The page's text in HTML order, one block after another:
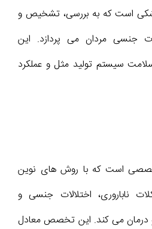
است که به بررسی، تشخیص و
جنسی مردان می‌ پردازد. این
سیستم تولید مثل و عملکرد
است که با روش‌ های نوین
ناباروری، اختلالات جنسی و
و درمان می‌ کند. این تخصص معادل